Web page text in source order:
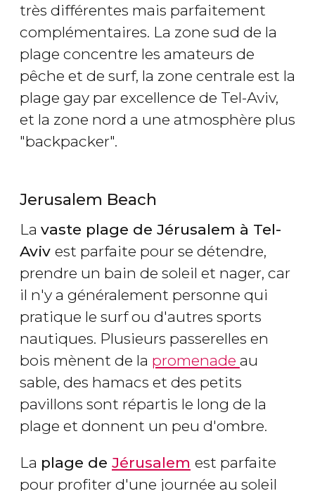
très différentes mais parfaitement
complémentaires. La zone sud de la
plage concentre les amateurs de
pêche et de surf, la zone centrale est la
plage gay par excellence de Tel-Aviv,
et la zone nord a une atmosphère plus
"backpacker".
Jerusalem Beach
La vaste plage de Jérusalem à Tel-
Aviv est parfaite pour se détendre,
prendre un bain de soleil et nager, car
il n'y a généralement personne qui
pratique le surf ou d'autres sports
nautiques. Plusieurs passerelles en
bois mènent de la promenade au
sable, des hamacs et des petits
pavillons sont répartis le long de la
plage et donnent un peu d'ombre.
La plage de Jérusalem est parfaite
pour profiter d'une journée au soleil